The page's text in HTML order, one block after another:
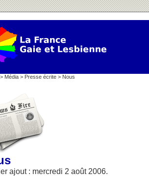
> Média > Presse écrite > Nous
ajout : mercredi 2 août 2006.